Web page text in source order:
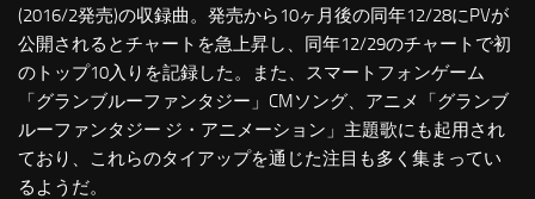
(2016/2発売)の収録曲。発売から10ヶ月後の同年12/28にPVが
公開されるとチャートを急上昇し、同年12/29のチャートで初
のトップ10入りを記録した。また、スマートフォンゲーム
「グランブルーファンタジー」CMソング、アニメ「グランブ
ルーファンタジー ジ・アニメーション」主題歌にも起用され
ており、これらのタイアップを通じた注目も多く集まってい
るようだ。